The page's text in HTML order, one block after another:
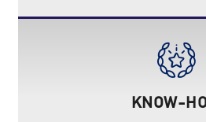
KNOW-